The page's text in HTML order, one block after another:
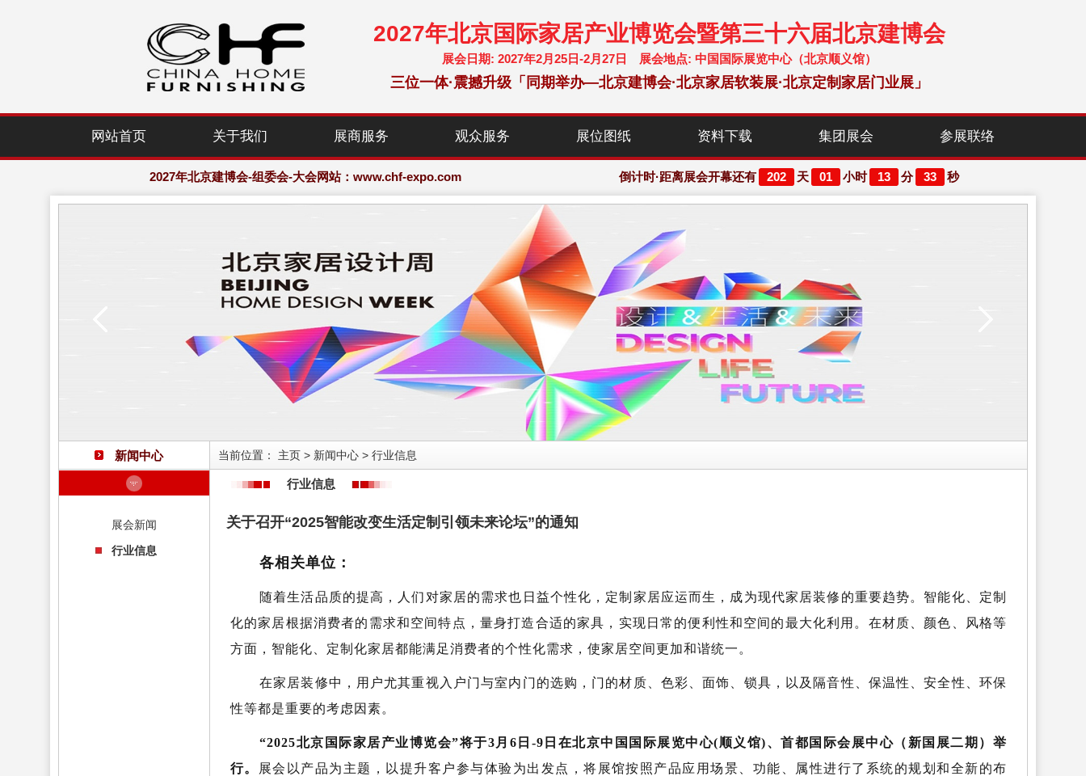
2027年北京国际家居产业博览会暨第三十六届北京建博会
展会日期: 2027年2月25日-2月27日 展会地点: 中国国际展览中心（北京顺义馆）
三位一体·震撼升级「同期举办—北京建博会·北京家居软装展·北京定制家居门业展」
网站首页 关于我们 展商服务 观众服务 展位图纸 资料下载 集团展会 参展联络
2027年北京建博会-组委会-大会网站：www.chf-expo.com
欢迎访问·2027年北京国际家居产业博览会·大会网站
2027年北京建博会-组委会-大会网站：www.chf-expo.com
欢迎访问·2027年北京国际家居产业博览会·大会网站
倒计时·距离展会开幕还有 202 天 01 小时 13 分 32 秒
新闻中心
展会新闻
行业信息
当前位置： 主页 > 新闻中心 > 行业信息
行业信息
关于召开“2025智能改变生活定制引领未来论坛”的通知
各相关单位：
随着生活品质的提高，人们对家居的需求也日益个性化，定制家居应运而生，成为现代家居装修的重要趋势。智能化、定制
化的家居根据消费者的需求和空间特点，量身打造合适的家具，实现日常的便利性和空间的最大化利用。在材质、颜色、风格等
方面，智能化、定制化家居都能满足消费者的个性化需求，使家居空间更加和谐统一。
在家居装修中，用户尤其重视入户门与室内门的选购，门的材质、色彩、面饰、锁具，以及隔音性、保温性、安全性、环保
性等都是重要的考虑因素。
“2025北京国际家居产业博览会”将于3月6日-9日在北京中国国际展览中心(顺义馆)、首都国际会展中心（新国展二期）举
行。
展会以产品为主题，以提升客户参与体验为出发点，将展馆按照产品应用场景、功能、属性进行了系统的规划和全新的布